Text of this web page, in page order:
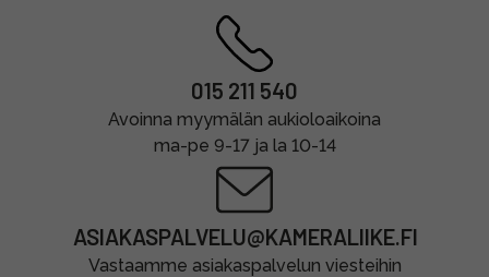
015 211 540
Avoinna myymälän aukioloaikoina
ma-pe 9-17 ja la 10-14
ASIAKASPALVELU@KAMERALIIKE.FI
Vastaamme asiakaspalvelun viesteihin